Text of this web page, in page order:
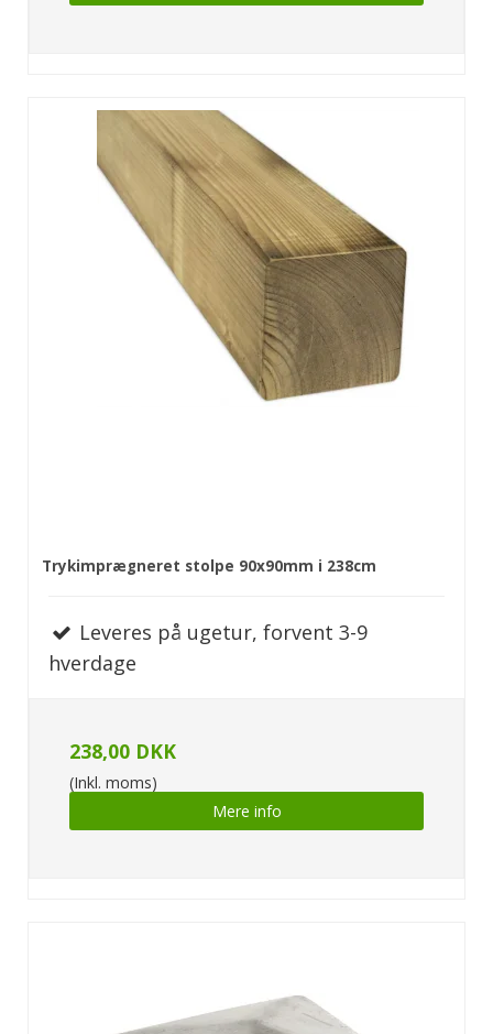
Trykimprægneret stolpe 90x90mm i 238cm
Leveres på ugetur, forvent 3-9
hverdage
238,00 DKK
(Inkl. moms)
Mere info